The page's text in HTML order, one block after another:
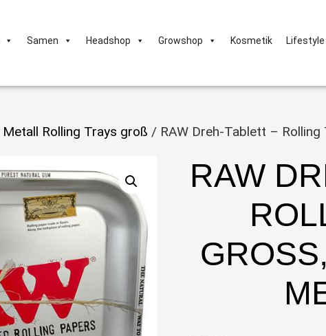
Samen Headshop Growshop Kosmetik Lifestyle
Metall Rolling Trays groß / RAW Dreh-Tablett – Rolling
RAW
GROSS,